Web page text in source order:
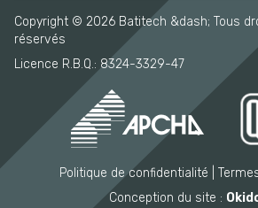
Copyright © 2026 Batitech &dash; Tous
réservés
Licence R.B.Q.: 8324-3329-47
Politique de confidentialité
Conception du site :